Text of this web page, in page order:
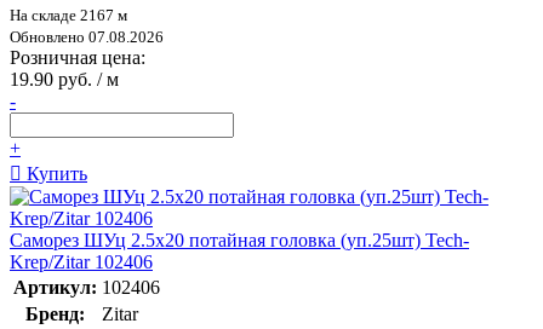
На складе 2167 м
Обновлено 07.08.2026
Розничная цена:
19.90 руб. / м
-
+
Купить
Саморез ШУц 2.5х20 потайная головка (уп.25шт) Tech-
Krep/Zitar 102406
Артикул: 102406
Бренд:
Zitar